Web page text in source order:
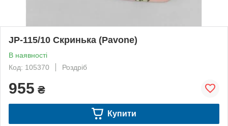
JP-115/10 Скринька (Pavone)
В наявності
Код: 105370
Роздріб
955 ₴
Купити